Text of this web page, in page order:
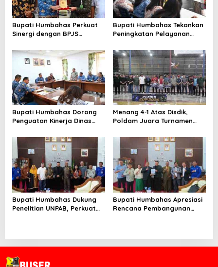
Bupati Humbahas Perkuat
Sinergi dengan BPJS
Perluas Perlindungan
Pekerja
Bupati Humbahas Tekankan
Peningkatan Pelayanan
Utamakan Profesionalisme
dan Integritas
Bupati Humbahas Dorong
Penguatan Kinerja Dinas
SDM Berkualitas
Menang 4-1 Atas Disdik,
Poldam Juara Turnamen
Bupati Humbahas Dukung
Penelitian UNPAB, Perkuat
Bupati Humbahas Apresiasi
Rencana Pembangunan